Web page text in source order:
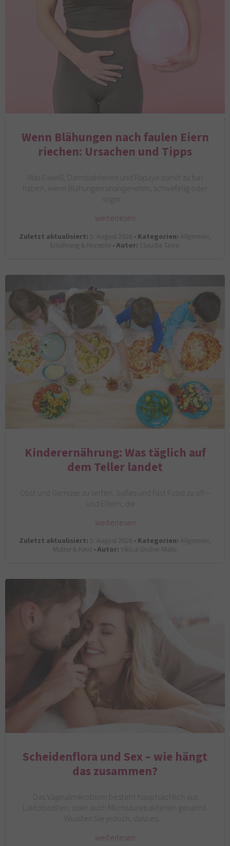
Wenn Blähungen nach faulen Eiern
riechen: Ursachen und Tipps
Was Eiweiß, Darmbakterien und Papaya damit zu tun
haben, wenn Blähungen unangenehm, schwefelig oder
sogar…
weiterlesen
Zuletzt aktualisiert: 5. August 2026 •Kategorien: Allgemein,
Ernährung & Rezepte •Autor: Claudia Tawo
Kinderernährung: Was täglich auf
dem Teller landet
Obst und Gemüse zu selten, Süßes und Fast Food zu oft –
und Eltern, die…
weiterlesen
Zuletzt aktualisiert: 5. August 2026 •Kategorien: Allgemein,
Mutter & Kind •Autor:Vikica Gruber-Matic
Scheidenflora und Sex – wie hängt
das zusammen?
Das Vaginalmikrobiom besteht hauptsächlich aus
Laktobazillen, oder auch Milchsäurebakterien genannt.
Wussten Sie jedoch, dass es…
weiterlesen